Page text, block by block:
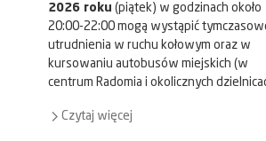
2026 roku (piątek) w godzinach około
20:00-22:00 mogą wystąpić
utrudnienia w ruchu kołowym oraz w
kursowaniu autobusów miejskich (w
centrum Radomia i okolicznych
Czytaj więcej